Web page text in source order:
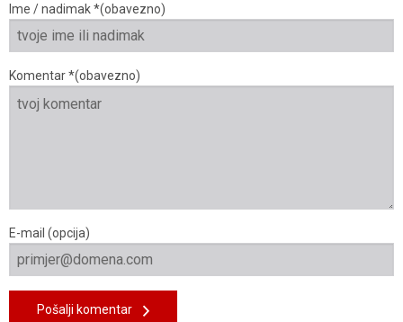
Ime / nadimak *(obavezno)
Komentar *(obavezno)
E-mail (opcija)
Pošalji komentar